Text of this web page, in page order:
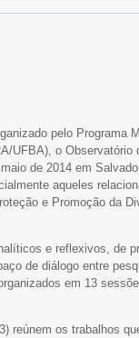
pelo Programa
UFBA), o Observatório
de 2014 em
aqueles
e Promoção da
e reflexivos, de
de diálogo entre
em 13
reúnem os trabalhos